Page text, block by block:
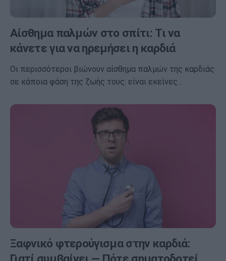
Αίσθημα παλμών στο σπίτι: Τι να
κάνετε για να ηρεμήσει η καρδιά
Οι περισσότεροι βιώνουν αίσθημα παλμών της καρδιάς
σε κάποια φάση της ζωής τους: είναι εκείνες…
Ξαφνικό φτερούγισμα στην καρδιά: